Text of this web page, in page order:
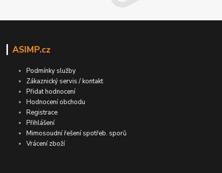
ASIMP.cz
Podmínky služby
Zákaznický servis / kontakt
Přidat hodnocení
Hodnocení obchodu
Registrace
Přihlášení
Mimosoudní řešení spotřeb. sporů
Vrácení zboží